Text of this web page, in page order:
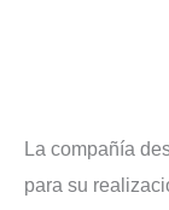
La compañía
para su